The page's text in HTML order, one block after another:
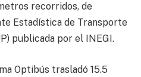
recorridos, de
Estadística de Transporte
publicada por el INEGI.
Optibús trasladó 15.5